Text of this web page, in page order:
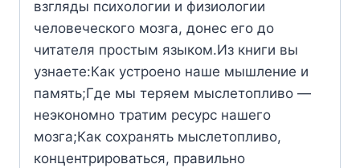
взгляды психологии и физиологии
человеческого мозга, донес его до
читателя простым языком.Из книги вы
узнаете:Как устроено наше мышление и
память;Где мы теряем мыслетопливо —
неэкономно тратим ресурс нашего
мозга;Как сохранять мыслетопливо,
концентрироваться, правильно